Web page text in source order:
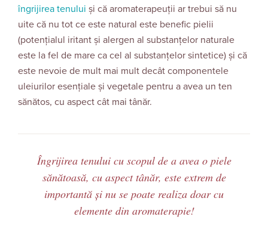
îngrijirea tenului și că aromaterapeuții ar trebui să nu
uite că nu tot ce este natural este benefic pielii
(potențialul iritant și alergen al substanțelor naturale
este la fel de mare ca cel al substanțelor sintetice) și că
este nevoie de mult mai mult decât componentele
uleiurilor esențiale și vegetale pentru a avea un ten
sănătos, cu aspect cât mai tânăr.
Îngrijirea tenului cu scopul de a avea o piele
sănătoasă, cu aspect tânăr, este extrem de
importantă și nu se poate realiza doar cu
elemente din aromaterapie!